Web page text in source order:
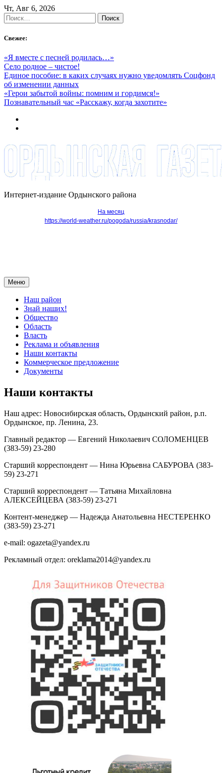
Skip
to
content
Чт, Авг 6, 2026
Найти:
Свежее:
«Я вместе с песней родилась…»
Село родное – чистое!
Единое пособие: в каких случаях нужно уведомлять Соцфонд
об изменении данных
«Герои забытой войны: помним и гордимся!»
Познавательный час «Расскажу, когда захотите»
Интернет-издание Ордынского района
На месяц
https://world-weather.ru/pogoda/russia/krasnodar/
Меню
Наш район
Знай наших!
Общество
Область
Власть
Реклама и объявления
Наши контакты
Коммерческое предложение
Документы
Наши контакты
Наш адрес: Новосибирская область, Ордынский район, р.п.
Ордынское, пр. Ленина, 23.
Главный редактор — Евгений Николаевич СОЛОМЕНЦЕВ
(383-59) 23-280
Старший корреспондент — Нина Юрьевна САБУРОВА (383-
59) 23-271
Старший корреспондент — Татьяна Михайловна
АЛЕКСЕЙЦЕВА (383-59) 23-271
Контент-менеджер — Надежда Анатольевна НЕСТЕРЕНКО
(383-59) 23-271
e-mail: ogazeta@yandex.ru
Рекламный отдел: oreklama2014@yandex.ru